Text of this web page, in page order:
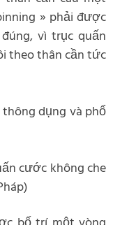
» phải được
vì trục quấn
theo thân cần tức
dụng và phổ
cước không che